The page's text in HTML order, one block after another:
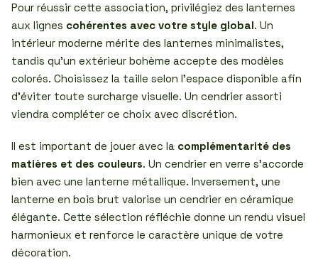
Pour réussir cette association, privilégiez des lanternes
aux lignes cohérentes avec votre style global. Un
intérieur moderne mérite des lanternes minimalistes,
tandis qu’un extérieur bohème accepte des modèles
colorés. Choisissez la taille selon l’espace disponible afin
d’éviter toute surcharge visuelle. Un cendrier assorti
viendra compléter ce choix avec discrétion.
Il est important de jouer avec la complémentarité des
matières et des couleurs. Un cendrier en verre s’accorde
bien avec une lanterne métallique. Inversement, une
lanterne en bois brut valorise un cendrier en céramique
élégante. Cette sélection réfléchie donne un rendu visuel
harmonieux et renforce le caractère unique de votre
décoration.